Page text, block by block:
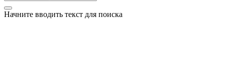
Начните вводить текст для поиска